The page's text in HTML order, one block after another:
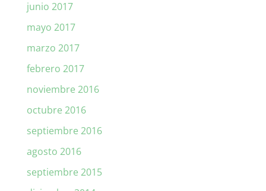
junio 2017
mayo 2017
marzo 2017
febrero 2017
noviembre 2016
octubre 2016
septiembre 2016
agosto 2016
septiembre 2015